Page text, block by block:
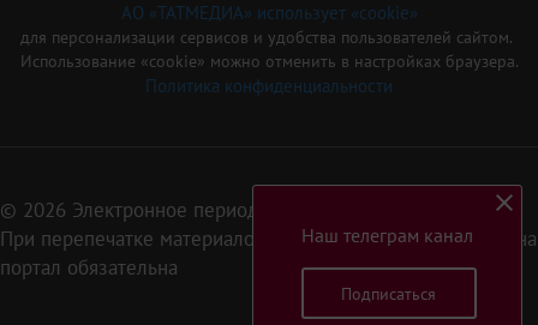
АО «ТАТМЕДИА» использует «cookie»
для персонализации сервисов и удобства пользователей сайтом.
Использование «cookie» можно отменить в настройках браузера.
Политика конфиденциальности
© 2026 Электронное периодическое издание «Татарстан»
При перепечатке материалов или их фрагментов ссылка на
портал обязательна
Наш телеграм канал
Подписаться